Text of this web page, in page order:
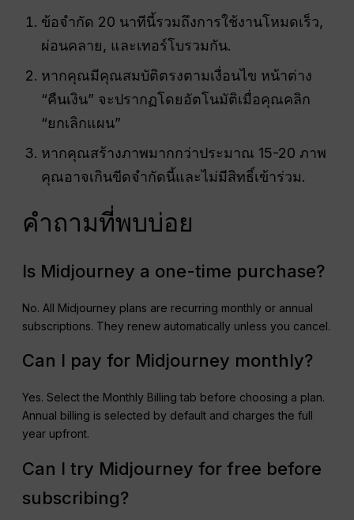
ข้อจำกัด 20 นาทีนี้รวมถึงการใช้งานโหมดเร็ว,
ผ่อนคลาย, และเทอร์โบรวมกัน.
หากคุณมีคุณสมบัติตรงตามเงื่อนไข หน้าต่าง
“คืนเงิน” จะปรากฏโดยอัตโนมัติเมื่อคุณคลิก
“ยกเลิกแผน”
หากคุณสร้างภาพมากกว่าประมาณ 15-20 ภาพ
คุณอาจเกินขีดจำกัดนี้และไม่มีสิทธิ์เข้าร่วม.
คำถามที่พบบ่อย
Is Midjourney a one-time purchase?
No. All Midjourney plans are recurring monthly or annual
subscriptions. They renew automatically unless you cancel.
Can I pay for Midjourney monthly?
Yes. Select the Monthly Billing tab before choosing a plan.
Annual billing is selected by default and charges the full
year upfront.
Can I try Midjourney for free before
subscribing?